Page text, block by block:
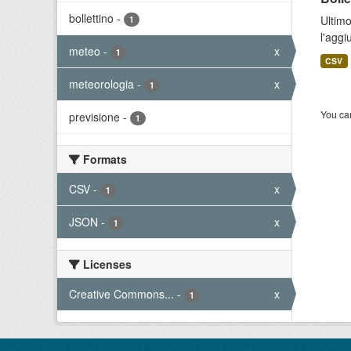
bollettino - 1
meteo - 1 x
meteorologia - 1 x
previsione - 1
Formats
CSV - 1 x
JSON - 1 x
Licenses
Creative Commons... - 1 x
CSV
You